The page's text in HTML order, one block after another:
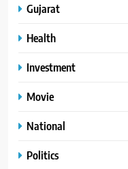
Gujarat
Health
Investment
Movie
National
Politics